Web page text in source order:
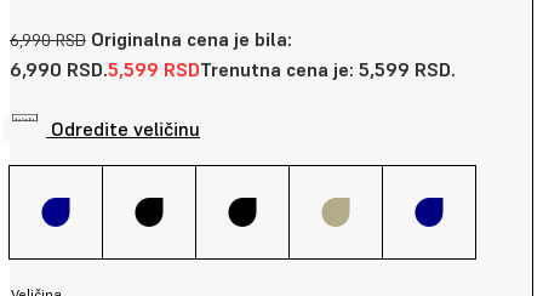
6,990RSD Originalna cena je bila:
6,990 RSD.5,599 RSDTrenutna cena je: 5,599 RSD.
Odredite veličinu